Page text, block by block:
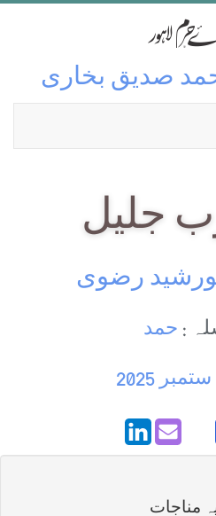
صدیق بخاری
جليل
رضوی
: حمد
ستمبر 2025
مناجات